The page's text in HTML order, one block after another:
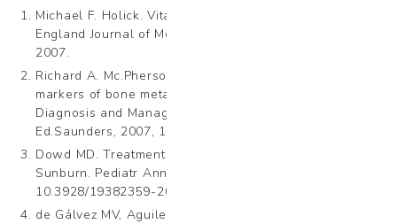
Michael F. Holick. Vitamin D Deficiency. In The New
England Journal of Medicine, volume 357:266-281, July,
2007.
Richard A. Mc.Pherson, Mattew R. Pincus. Biochemical
markers of bone metabolism. In Henry´S.Clinical
Diagnosis and Management By Laboratory Methods,
Ed.Saunders, 2007, 175-176.
Dowd MD. Treatment and Prevention of Pediatric
Sunburn. Pediatr Ann. 2019 Jun 1;48(6):e213-e214. doi:
10.3928/19382359-20190520-02. PMID: 31185109.
de Gálvez MV, Aguilera J, Sánchez-Roldán C, Herrera-